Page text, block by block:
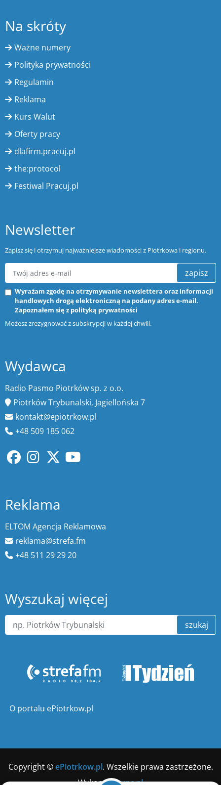
Na skróty
Ważne numery
Polityka prywatności
Regulamin
Reklama
Kurs Walut
Oferty pracy
dlafirm.pracuj.pl
the:protocol
Festiwal Pracuj.pl
Newsletter
Zapisz się i otrzymuj najważniejsze wiadomości z Piotrkowa i regionu.
zapisz
Wyrażam zgodę na otrzymywanie newslettera oraz informacji
handlowych drogą elektroniczną na podany adres e-mail.
Zapoznałem się z polityką prywatności
Możesz zrezygnować z subskrypcji w każdej chwili.
Wydawca
Radio Pasmo Piotrków sp. z o.o.
Piotrków Trybunalski, Jagiellońska 7
kontakt@epiotrkow.pl
+48 509 185 062
Reklama
ELTOM Agencja Reklamowa
reklama@strefa.fm
+48 511 29 29 20
Wyszukaj więcej
szukaj
O portalu ePiotrkow.pl
Copyright ©ePiotrkow.pl. Wszelkie prawa zastrzeżone.
Wykonaniexnc.pl